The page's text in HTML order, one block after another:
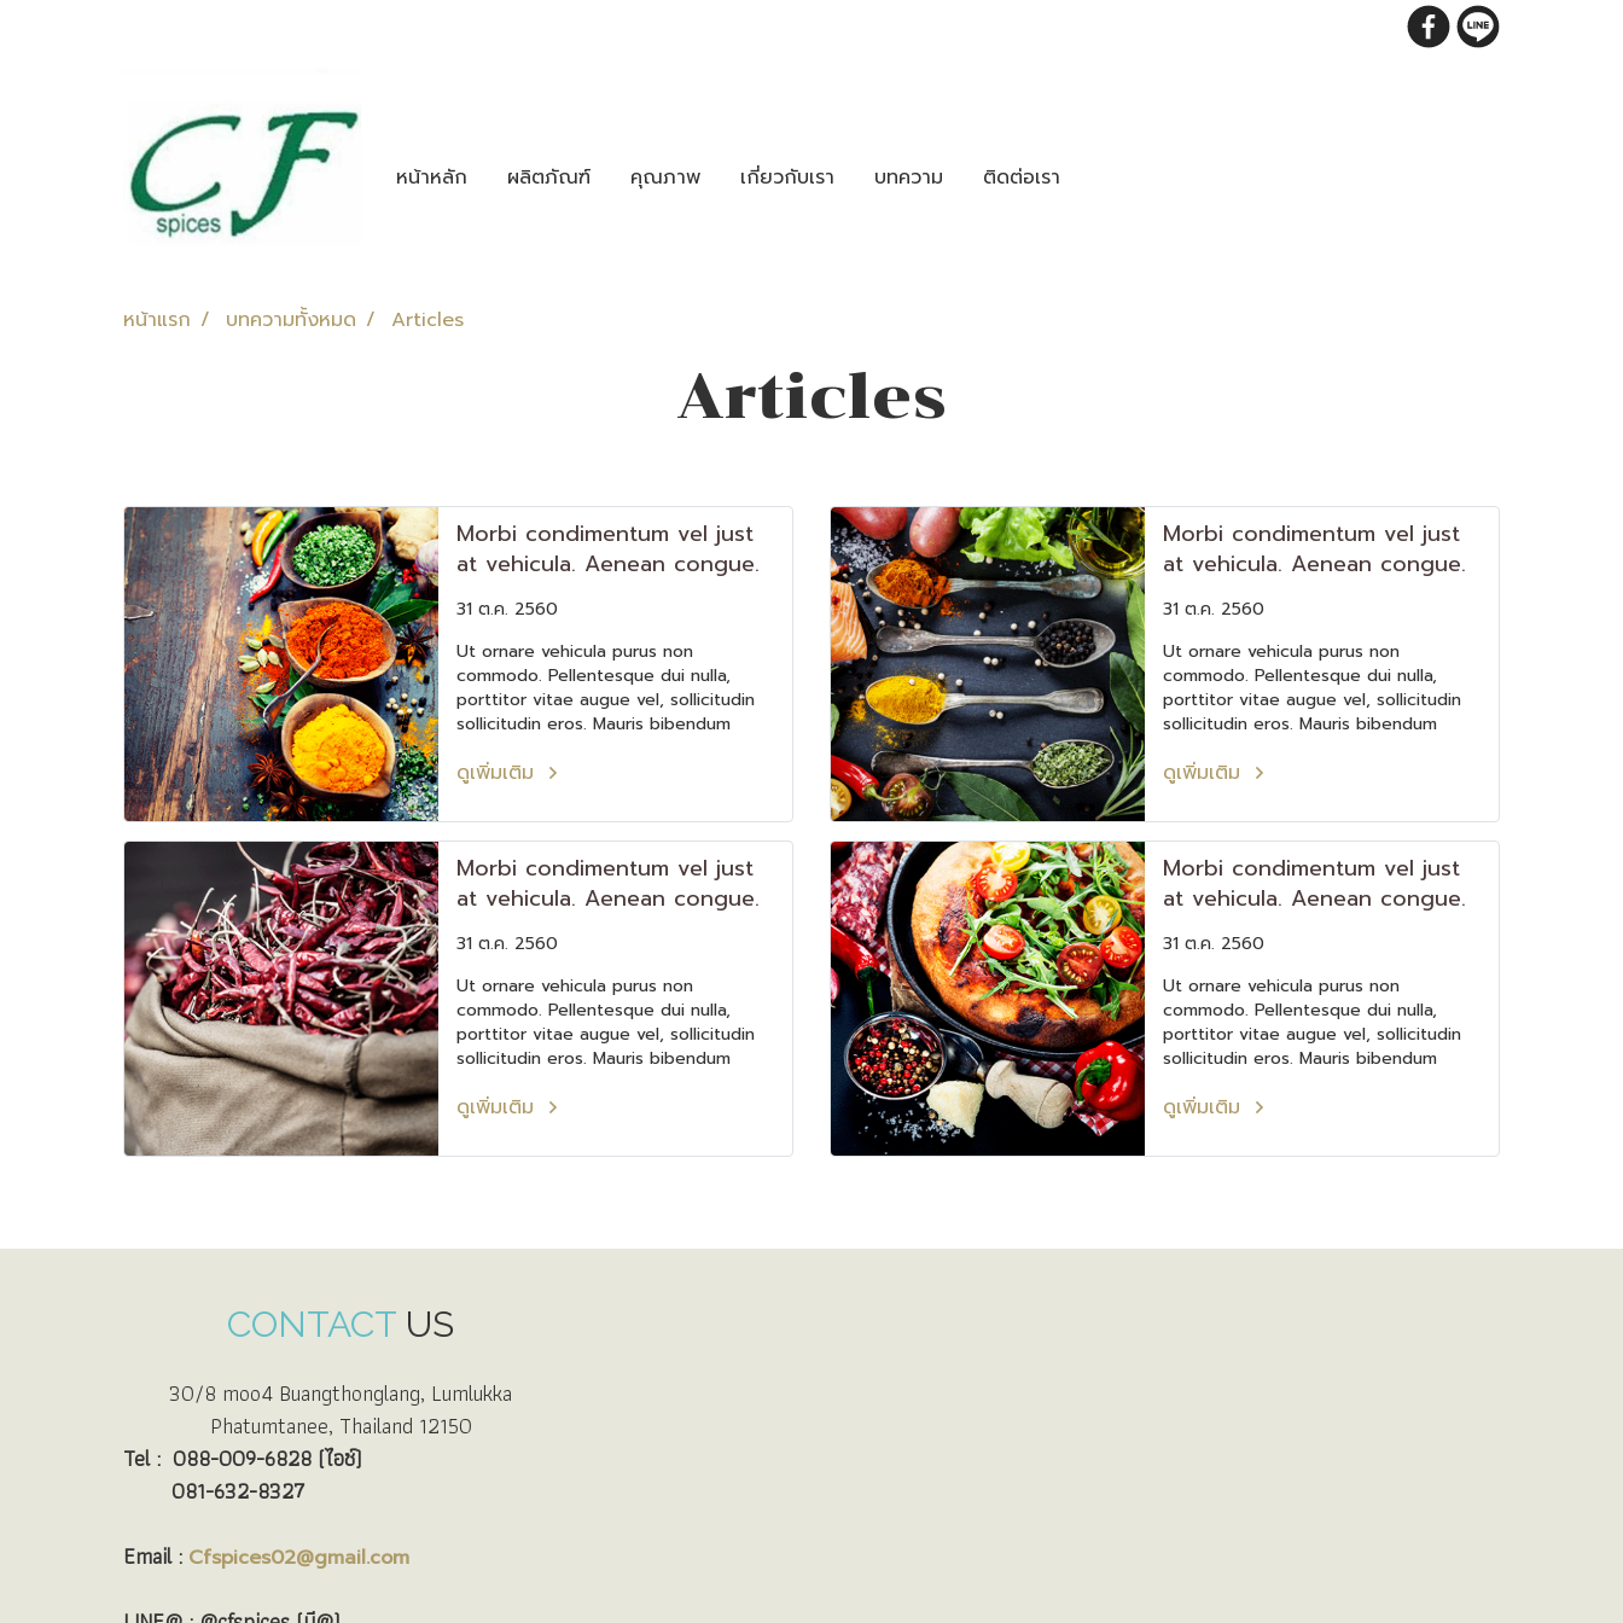
หน้าหลัก ผลิตภัณฑ์ คุณภาพ เกี่ยวกับเรา บทความ ติดต่อเรา
หน้าแรก บทความทั้งหมด Articles
Articles
Morbi condimentum vel just
at vehicula. Aenean congue.
31 ต.ค. 2560
Ut ornare vehicula purus non
commodo. Pellentesque dui nulla,
porttitor vitae augue vel, sollicitudin
sollicitudin eros. Mauris bibendum
ดูเพิ่มเติม
Morbi condimentum vel just
at vehicula. Aenean congue.
31 ต.ค. 2560
Ut ornare vehicula purus non
commodo. Pellentesque dui nulla,
porttitor vitae augue vel, sollicitudin
sollicitudin eros. Mauris bibendum
ดูเพิ่มเติม
Morbi condimentum vel just
at vehicula. Aenean congue.
31 ต.ค. 2560
Ut ornare vehicula purus non
commodo. Pellentesque dui nulla,
porttitor vitae augue vel, sollicitudin
sollicitudin eros. Mauris bibendum
ดูเพิ่มเติม
Morbi condimentum vel just
at vehicula. Aenean congue.
31 ต.ค. 2560
Ut ornare vehicula purus non
commodo. Pellentesque dui nulla,
porttitor vitae augue vel, sollicitudin
sollicitudin eros. Mauris bibendum
ดูเพิ่มเติม
CONTACT US
30/8 moo4 Buangthonglang, Lumlukka
Phatumtanee, Thailand 12150
Tel : 088-009-6828 (ไอซ์)
081-632-8327
Email : Cfspices02@gmail.com